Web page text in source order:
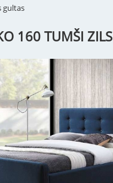
gultas
160 TUMŠI ZILS